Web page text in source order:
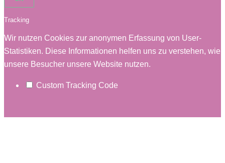
Tracking
Wir nutzen Cookies zur anonymen Erfassung von User-
Statistiken. Diese Informationen helfen uns zu verstehen, wie
unsere Besucher unsere Website nutzen.
Custom Tracking Code